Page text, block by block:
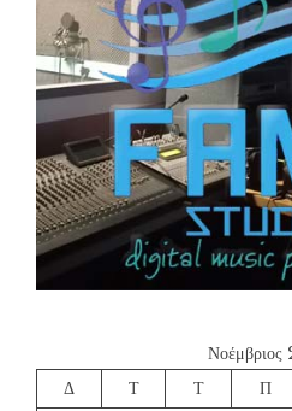
Δ
Τ Τ Π